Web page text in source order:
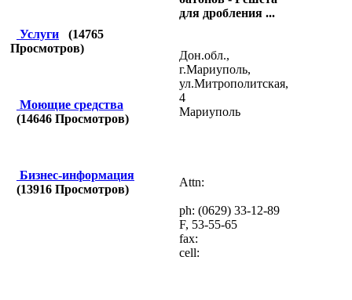
Услуги (14765
Просмотров)
Моющие средства
(14646 Просмотров)
Бизнес-информация
(13916 Просмотров)
для дробления ...
Дон.обл.,
г.Мариуполь,
ул.Митрополитская,
4
Мариуполь
Attn:
ph: (0629) 33-12-89
F, 53-55-65
fax:
cell: